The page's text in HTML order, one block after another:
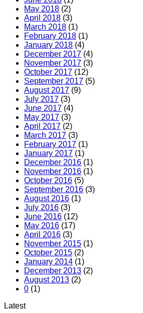
May 2018 (2)
April 2018 (3)
March 2018 (1)
February 2018 (1)
January 2018 (4)
December 2017 (4)
November 2017 (3)
October 2017 (12)
September 2017 (5)
August 2017 (9)
July 2017 (3)
June 2017 (4)
May 2017 (3)
April 2017 (2)
March 2017 (3)
February 2017 (1)
January 2017 (1)
December 2016 (1)
November 2016 (1)
October 2016 (5)
September 2016 (3)
August 2016 (1)
July 2016 (3)
June 2016 (12)
May 2016 (17)
April 2016 (3)
November 2015 (1)
October 2015 (2)
January 2014 (1)
December 2013 (2)
August 2013 (2)
0 (1)
Latest